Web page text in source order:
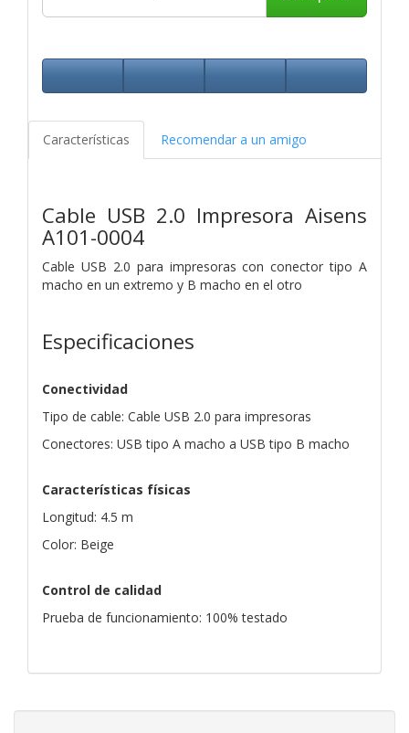
Características Recomendar a un amigo
Cable USB 2.0 Impresora Aisens
A101-0004
Cable USB 2.0 para impresoras con conector tipo A
macho en un extremo y B macho en el otro
Especificaciones
Conectividad
Tipo de cable: Cable USB 2.0 para impresoras
Conectores: USB tipo A macho a USB tipo B macho
Características físicas
Longitud: 4.5 m
Color: Beige
Control de calidad
Prueba de funcionamiento: 100% testado